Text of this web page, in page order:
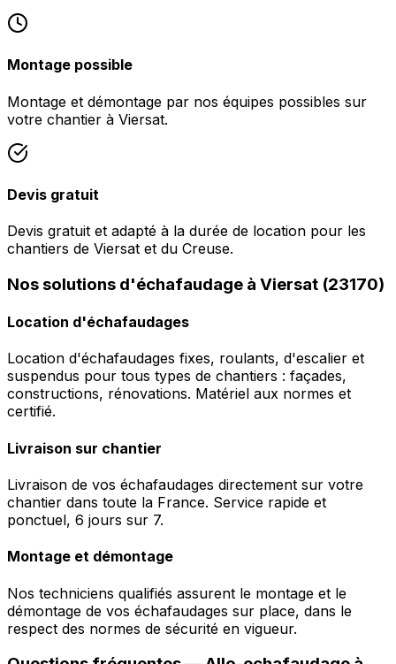
Montage possible
Montage et démontage par nos équipes possibles sur
votre chantier à Viersat.
Devis gratuit
Devis gratuit et adapté à la durée de location pour les
chantiers de Viersat et du Creuse.
Nos solutions d'échafaudage à Viersat (23170)
Location d'échafaudages
Location d'échafaudages fixes, roulants, d'escalier et
suspendus pour tous types de chantiers : façades,
constructions, rénovations. Matériel aux normes et
certifié.
Livraison sur chantier
Livraison de vos échafaudages directement sur votre
chantier dans toute la France. Service rapide et
ponctuel, 6 jours sur 7.
Montage et démontage
Nos techniciens qualifiés assurent le montage et le
démontage de vos échafaudages sur place, dans le
respect des normes de sécurité en vigueur.